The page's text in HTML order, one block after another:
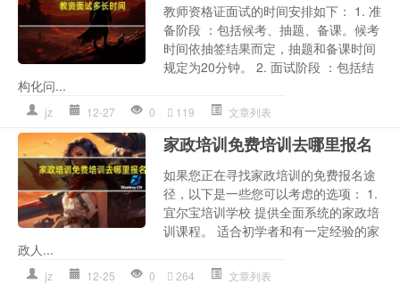
教师资格证面试的时间安排如下： 1. 准
备阶段 ：包括候考、抽题、备课。候考
时间依抽签结果而定，抽题和备课时间
规定为20分钟。 2. 面试阶段 ：包括结
构化问...
jz 12-27 0 119 文章列表
家政培训免费培训去哪里报名
如果您正在寻找家政培训的免费报名途
径，以下是一些您可以考虑的选项： 1.
宜尔宝培训学校 提供全面系统的家政培
训课程。 适合初学者和有一定经验的家
政人...
jz 12-25 0 264 文章列表